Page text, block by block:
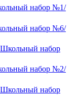
набор №1/
набор №6/
Школьный набор
набор №2/
Школьный набор